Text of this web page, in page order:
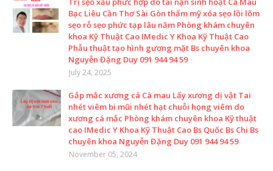
Bạc Liêu Cần Thơ Sài Gòn thẩm mỹ xóa sẹo lồi lõm
sẹo rỗ sẹo phức tạp lâu năm Phòng khám chuyên
khoa Kỹ Thuật Cao IMedic Y Khoa Kỹ Thuật Cao
Phẫu thuật tạo hình gương mặt Bs chuyên khoa
Nguyễn Đặng Duy 091 944 94 59
July 24, 2025
Gắp mắc xương cá Cà mau Lấy xương dị vật Tai
nhét viêm bi mũi nhét hạt chuỗi họng viêm do
xương cá mắc Phòng khám chuyên khoa Kỹ thuật
cao IMedic Y Khoa Kỹ Thuật Cao Bs Quốc Bs Chi Bs
chuyên khoa Nguyễn Đặng Duy 091 944 94 59
November 05, 2024